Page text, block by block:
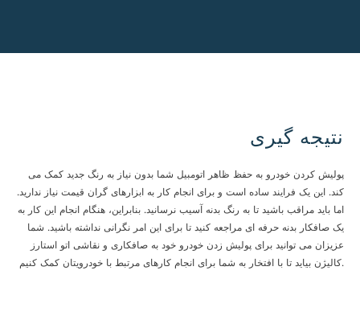
نتیجه گیری
پولیش کردن خودرو به حفظ ظاهر اتومبیل شما بدون نیاز به رنگ جدید کمک می
کند. این یک فرایند ساده است و برای انجام کار به ابزارهای گران قیمت نیاز ندارید.
اما باید مراقب باشید تا به رنگ بدنه آسیب نرسانید. بنابراین، هنگام انجام این کار به
یک صافکار بدنه حرفه ای مراجعه کنید تا برای این امر نگرانی نداشته باشید. شما
عزیزان می توانید برای پولیش زدن خودرو خود به صافکاری و نقاشی اتو استارز
کالیژنبیاید تا با افتخار به شما برای انجام کارهای مرتبط با خودرویتان کمک کنیم.